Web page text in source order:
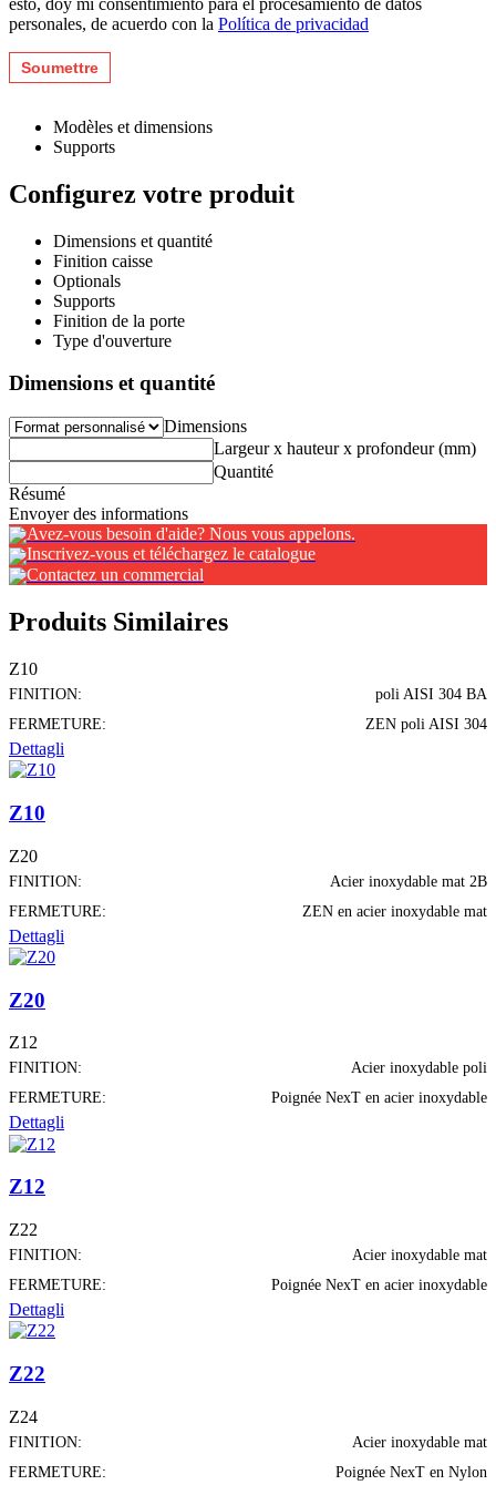
personales, de acuerdo con la Política de privacidad
Modèles et dimensions
Supports
Configurez votre produit
Dimensions et quantité
Finition caisse
Optionals
Supports
Finition de la porte
Type d'ouverture
Dimensions et quantité
Dimensions
Largeur x hauteur x profondeur (mm)
Quantité
Résumé
Envoyer des informations
Avez-vous besoin d'aide? Nous vous appelons.
Inscrivez-vous et téléchargez le catalogue
Contactez un commercial
Produits Similaires
Z10
FINITION:
poli AISI 304 BA
FERMETURE:
ZEN poli AISI 304
Dettagli
Z10
Z20
FINITION:
Acier inoxydable mat 2B
FERMETURE:
ZEN en acier inoxydable mat
Dettagli
Z20
Z12
FINITION:
Acier inoxydable poli
FERMETURE:
Poignée NexT en acier inoxydable
Dettagli
Z12
Z22
FINITION:
Acier inoxydable mat
FERMETURE:
Poignée NexT en acier inoxydable
Dettagli
Z22
Z24
FINITION:
Acier inoxydable mat
FERMETURE:
Poignée NexT en Nylon